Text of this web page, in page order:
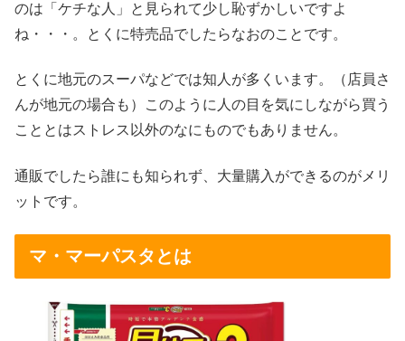
のは「ケチな人」と見られて少し恥ずかしいですよ
ね・・・。とくに特売品でしたらなおのことです。
とくに地元のスーパなどでは知人が多くいます。（店員さ
んが地元の場合も）このように人の目を気にしながら買う
こととはストレス以外のなにものでもありません。
通販でしたら誰にも知られず、大量購入ができるのがメリ
ットです。
マ・マーパスタとは